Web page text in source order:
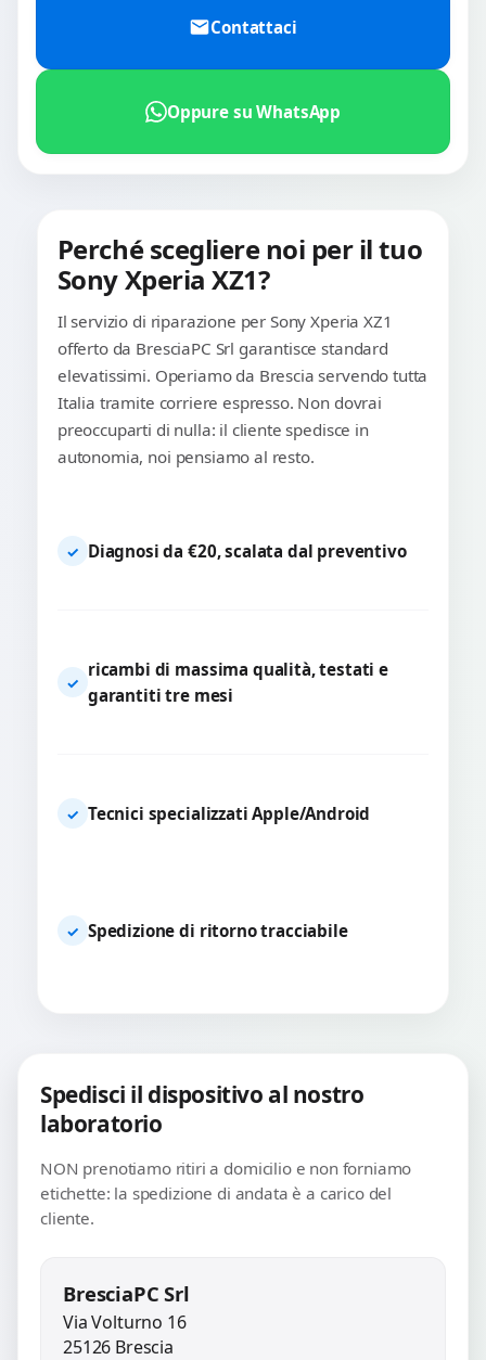
Contattaci
Oppure su WhatsApp
Perché scegliere noi per il tuo
Sony Xperia XZ1?
Il servizio di riparazione per Sony Xperia XZ1
offerto da BresciaPC Srl garantisce standard
elevatissimi. Operiamo da Brescia servendo tutta
Italia tramite corriere espresso. Non dovrai
preoccuparti di nulla: il cliente spedisce in
autonomia, noi pensiamo al resto.
✓ Diagnosi da €20, scalata dal preventivo
✓
ricambi di massima qualità, testati e
garantiti tre mesi
✓ Tecnici specializzati Apple/Android
✓ Spedizione di ritorno tracciabile
Spedisci il dispositivo al nostro
laboratorio
NON prenotiamo ritiri a domicilio e non forniamo
etichette: la spedizione di andata è a carico del
cliente.
BresciaPC Srl
Via Volturno 16
25126 Brescia